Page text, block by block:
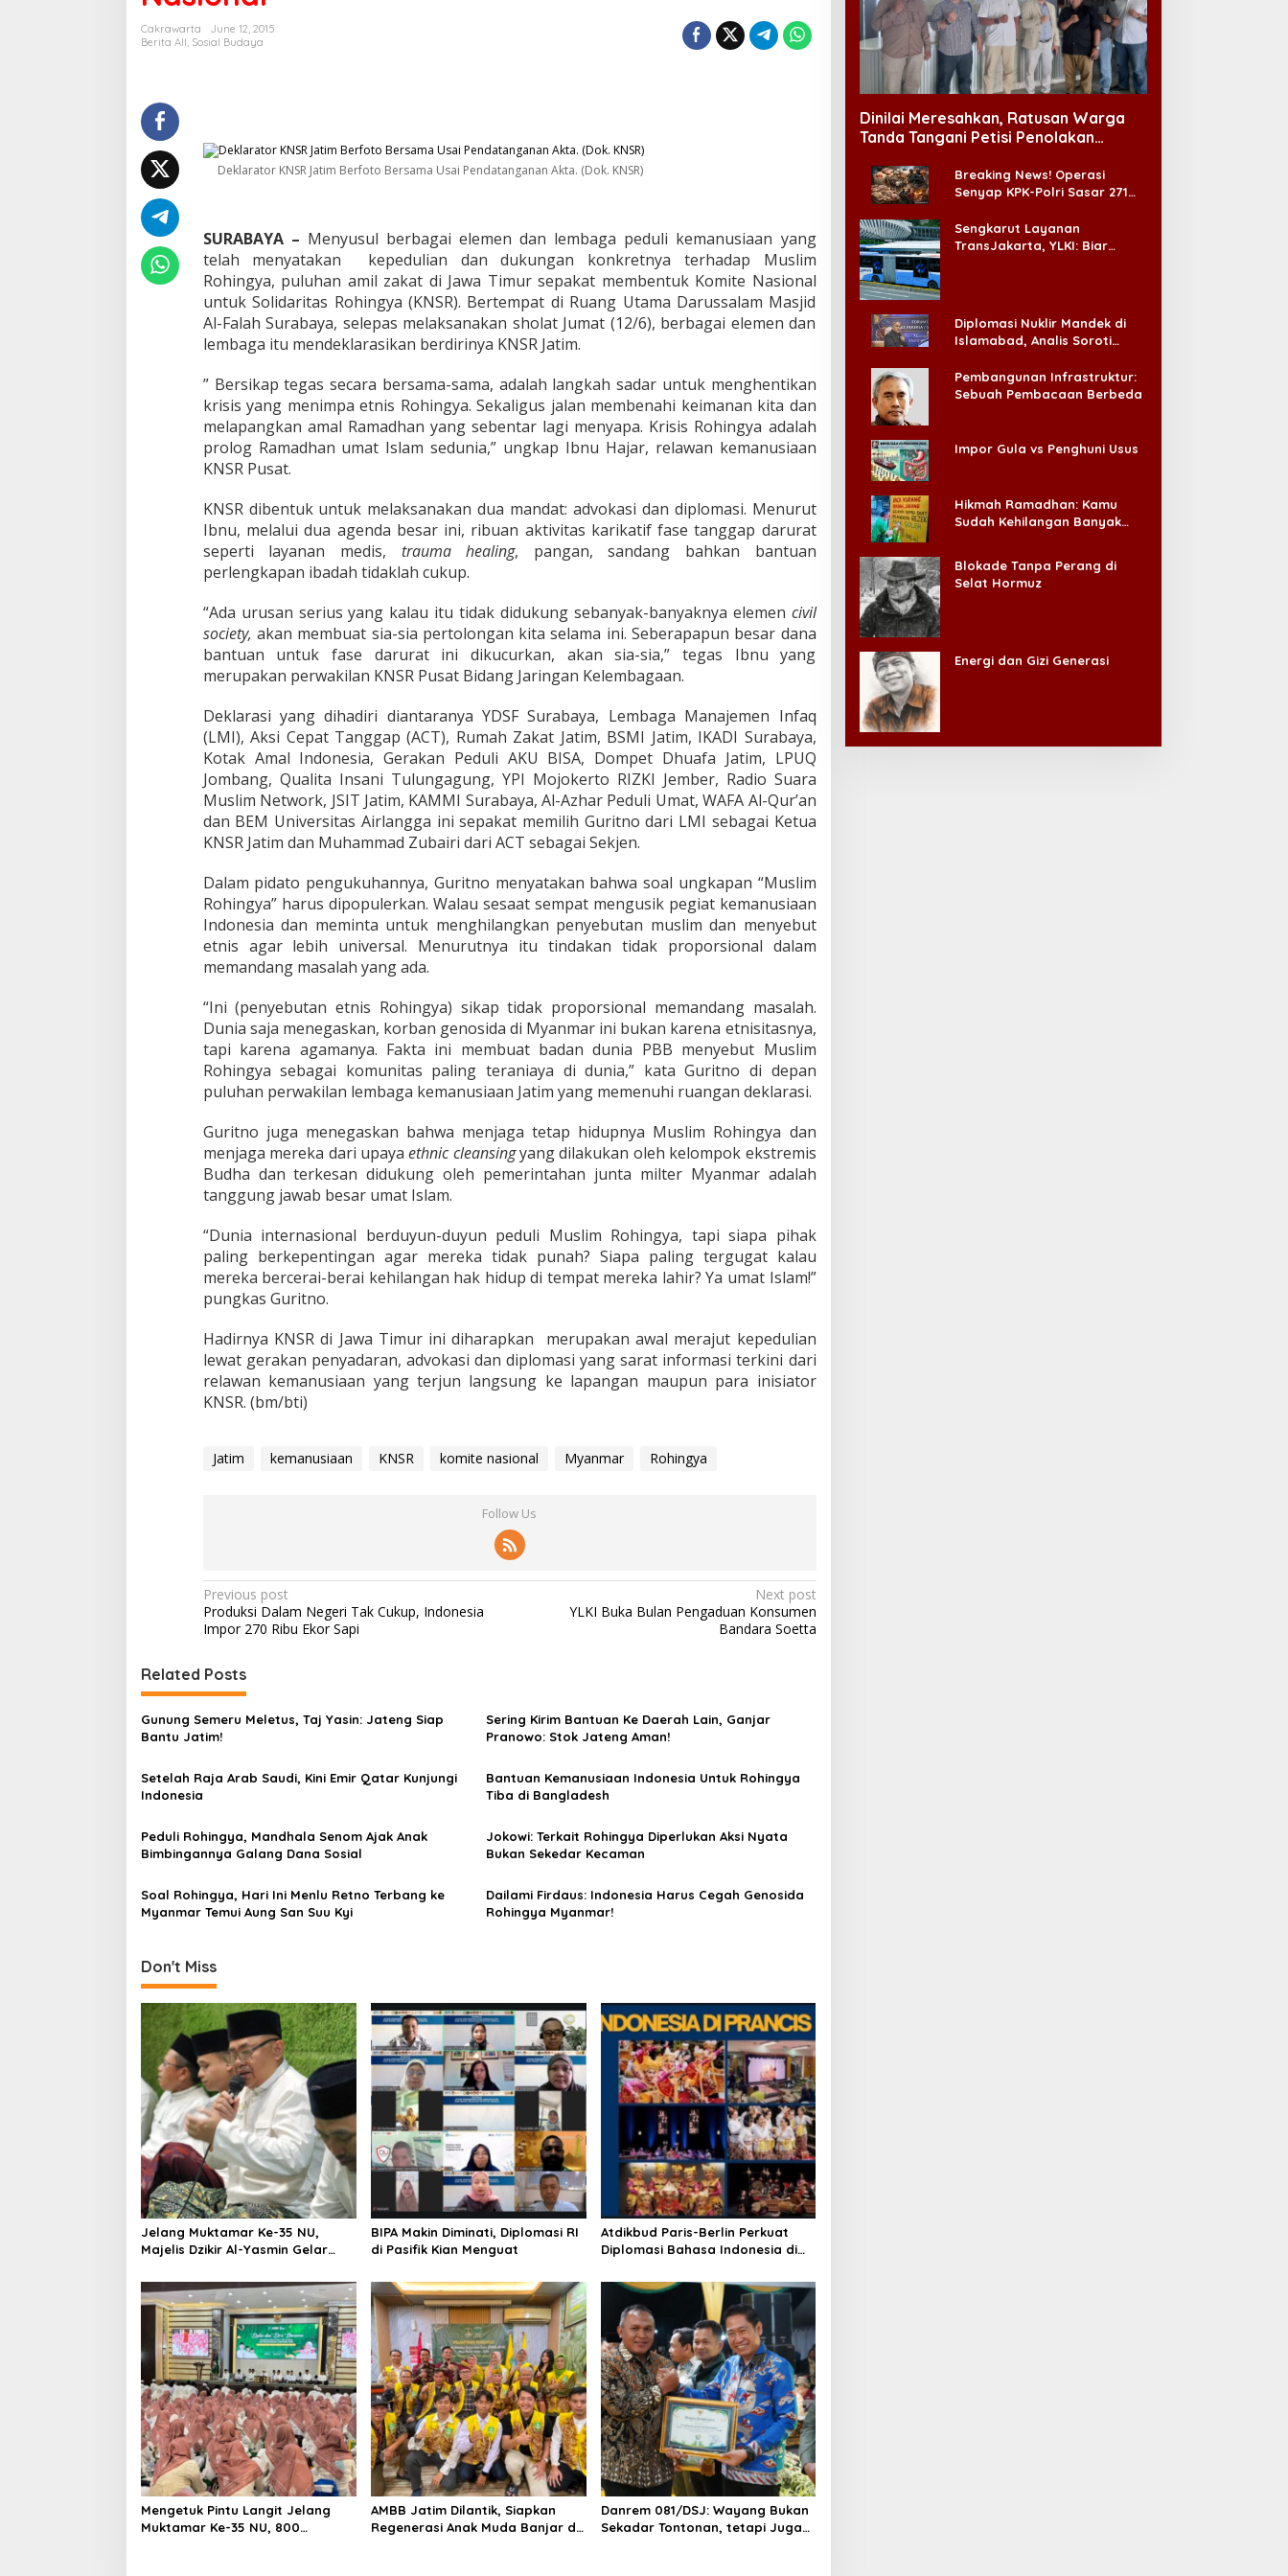
k
b
o
n
g
y
a
,
L
e
m
a
g
a
K
e
m
n
u
s
i
a
n
S
e
J
i
m
B
n
t
k
o
m
i
e
N
s
i
n
l
Cakrawarta
June 12, 2015
Berita All Sosial Budaya
Deklarator KNSR Jatim Berfoto Bersama Usai Pendatanganan Akta. (Dok. KNSR)
SURABAYA – Menyusul berbagai elemen dan lembaga peduli kemanusiaan yang
telah menyatakan kepedulian dan dukungan konkretnya terhadap Muslim
Rohingya, puluhan amil zakat di Jawa Timur sepakat membentuk Komite Nasional
untuk Solidaritas Rohingya (KNSR). Bertempat di Ruang Utama Darussalam Masjid
Al-Falah Surabaya, selepas melaksanakan sholat Jumat (12/6), berbagai elemen dan
lembaga itu mendeklarasikan berdirinya KNSR Jatim.
” Bersikap tegas secara bersama-sama, adalah langkah sadar untuk menghentikan
krisis yang menimpa etnis Rohingya. Sekaligus jalan membenahi keimanan kita dan
melapangkan amal Ramadhan yang sebentar lagi menyapa. Krisis Rohingya adalah
prolog Ramadhan umat Islam sedunia,” ungkap Ibnu Hajar, relawan kemanusiaan
KNSR Pusat.
KNSR dibentuk untuk melaksanakan dua mandat: advokasi dan diplomasi. Menurut
Ibnu, melalui dua agenda besar ini, ribuan aktivitas karikatif fase tanggap darurat
seperti layanan medis, trauma healing, pangan, sandang bahkan bantuan
perlengkapan ibadah tidaklah cukup.
“Ada urusan serius yang kalau itu tidak didukung sebanyak-banyaknya elemen civil
society,akan membuat sia-sia pertolongan kita selama ini. Seberapapun besar dana
bantuan untuk fase darurat ini dikucurkan, akan sia-sia,” tegas Ibnu yang
merupakan perwakilan KNSR Pusat Bidang Jaringan Kelembagaan.
Deklarasi yang dihadiri diantaranya YDSF Surabaya, Lembaga Manajemen Infaq
(LMI), Aksi Cepat Tanggap (ACT), Rumah Zakat Jatim, BSMI Jatim, IKADI Surabaya,
Kotak Amal Indonesia, Gerakan Peduli AKU BISA, Dompet Dhuafa Jatim, LPUQ
Jombang, Qualita Insani Tulungagung, YPI Mojokerto RIZKI Jember, Radio Suara
Muslim Network, JSIT Jatim, KAMMI Surabaya, Al-Azhar Peduli Umat, WAFA Al-Qur’an
dan BEM Universitas Airlangga ini sepakat memilih Guritno dari LMI sebagai Ketua
KNSR Jatim dan Muhammad Zubairi dari ACT sebagai Sekjen.
Dalam pidato pengukuhannya, Guritno menyatakan bahwa soal ungkapan “Muslim
Rohingya” harus dipopulerkan. Walau sesaat sempat mengusik pegiat kemanusiaan
Indonesia dan meminta untuk menghilangkan penyebutan muslim dan menyebut
etnis agar lebih universal. Menurutnya itu tindakan tidak proporsional dalam
memandang masalah yang ada.
“Ini (penyebutan etnis Rohingya) sikap tidak proporsional memandang masalah.
Dunia saja menegaskan, korban genosida di Myanmar ini bukan karena etnisitasnya,
tapi karena agamanya. Fakta ini membuat badan dunia PBB menyebut Muslim
Rohingya sebagai komunitas paling teraniaya di dunia,” kata Guritno di depan
puluhan perwakilan lembaga kemanusiaan Jatim yang memenuhi ruangan deklarasi.
Guritno juga menegaskan bahwa menjaga tetap hidupnya Muslim Rohingya dan
menjaga mereka dari upayaethnic cleansingyang dilakukan oleh kelompok ekstremis
Budha dan terkesan didukung oleh pemerintahan junta milter Myanmar adalah
tanggung jawab besar umat Islam.
“Dunia internasional berduyun-duyun peduli Muslim Rohingya, tapi siapa pihak
paling berkepentingan agar mereka tidak punah? Siapa paling tergugat kalau
mereka bercerai-berai kehilangan hak hidup di tempat mereka lahir? Ya umat Islam!”
pungkas Guritno.
Hadirnya KNSR di Jawa Timur ini diharapkan merupakan awal merajut kepedulian
lewat gerakan penyadaran, advokasi dan diplomasi yang sarat informasi terkini dari
relawan kemanusiaan yang terjun langsung ke lapangan maupun para inisiator
KNSR. (bm/bti)
Jatim kemanusiaan KNSR komite nasional Myanmar Rohingya
Follow Us
P
o
t
n
a
i
a
t
i
o
Previous post
Produksi Dalam Negeri Tak Cukup, Indonesia
Impor 270 Ribu Ekor Sapi
Next post
YLKI Buka Bulan Pengaduan Konsumen
Bandara Soetta
Related Posts
Gunung Semeru Meletus, Taj Yasin: Jateng Siap
Bantu Jatim!
Sering Kirim Bantuan Ke Daerah Lain, Ganjar
Pranowo: Stok Jateng Aman!
Setelah Raja Arab Saudi, Kini Emir Qatar Kunjungi
Indonesia
Bantuan Kemanusiaan Indonesia Untuk Rohingya
Tiba di Bangladesh
Peduli Rohingya, Mandhala Senom Ajak Anak
Bimbingannya Galang Dana Sosial
Jokowi: Terkait Rohingya Diperlukan Aksi Nyata
Bukan Sekedar Kecaman
Soal Rohingya, Hari Ini Menlu Retno Terbang ke
Myanmar Temui Aung San Suu Kyi
Dailami Firdaus: Indonesia Harus Cegah Genosida
Rohingya Myanmar!
Don't Miss
Jelang Muktamar Ke-35 NU,
Majelis Dzikir Al-Yasmin Gelar
Bangsa
BIPA Makin Diminati, Diplomasi RI
di Pasifik Kian Menguat
Atdikbud Paris-Berlin Perkuat
Diplomasi Bahasa Indonesia di
Mengetuk Pintu Langit Jelang
Muktamar Ke-35 NU, 800
AMBB Jatim Dilantik, Siapkan
Regenerasi Anak Muda Banjar di
Danrem 081/DSJ: Wayang Bukan
Sekadar Tontonan, tetapi Juga
Dinilai Meresahkan, Ratusan Warga
Tanda Tangani Petisi Penolakan
Breaking News! Operasi
Senyap KPK-Polri Sasar 271
Ada ‘Badai Pemeriksaan’
Sengkarut Layanan
TransJakarta, YLKI: Biar
Diplomasi Nuklir Mandek di
Islamabad, Analis Soroti
Pembangunan Infrastruktur:
Sebuah Pembacaan Berbeda
Impor Gula vs Penghuni Usus
Hikmah Ramadhan: Kamu
Sudah Kehilangan Banyak
Blokade Tanpa Perang di
Selat Hormuz
Energi dan Gizi Generasi